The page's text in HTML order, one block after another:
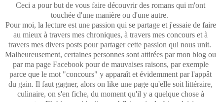
Ceci a pour but de vous faire découvrir des romans qui m'ont
touchée d'une manière ou d'une autre.
Pour moi, la lecture est une passion qui se partage et j'essaie de faire
au mieux à travers mes chroniques, à travers mes concours et à
travers mes divers posts pour partager cette passion qui nous unit.
Malheureusement, certaines personnes sont attirées par mon blog ou
par ma page Facebook pour de mauvaises raisons, par exemple
parce que le mot "concours" y apparaît et évidemment par l'appât
du gain. Il faut gagner, alors on like une page qu'elle soit littéraire,
culinaire, on s'en fiche, du moment qu'il y a quelque chose à